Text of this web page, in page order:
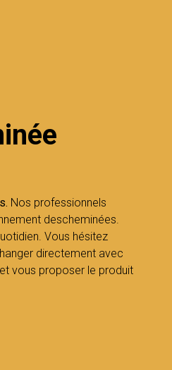
Nos professionnels
descheminées.
Vous hésitez
directement avec
vous proposer le produit